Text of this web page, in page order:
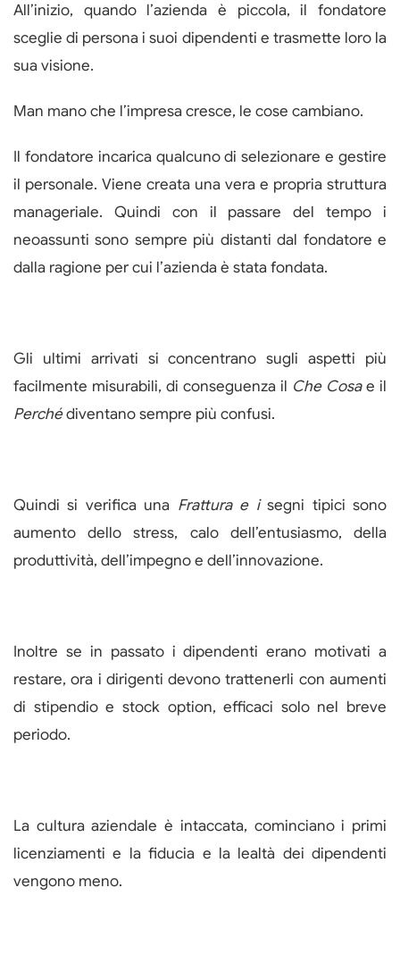
All’inizio, quando l’azienda è piccola, il fondatore
sceglie di persona i suoi dipendenti e trasmette loro la
sua visione.
Man mano che l’impresa cresce, le cose cambiano.
Il fondatore incarica qualcuno di selezionare e gestire
il personale. Viene creata una vera e propria struttura
manageriale. Quindi con il passare del tempo i
neoassunti sono sempre più distanti dal fondatore e
dalla ragione per cui l’azienda è stata fondata.
Gli ultimi arrivati si concentrano sugli aspetti più
facilmente misurabili, di conseguenza il Che Cosae il
Perchédiventano sempre più confusi.
Quindi si verifica una Frattura e isegni tipici sono
aumento dello stress, calo dell’entusiasmo, della
produttività, dell’impegno e dell’innovazione.
Inoltre se in passato i dipendenti erano motivati a
restare, ora i dirigenti devono trattenerli con aumenti
di stipendio e stock option, efficaci solo nel breve
periodo.
La cultura aziendale è intaccata, cominciano i primi
licenziamenti e la fiducia e la lealtà dei dipendenti
vengono meno.